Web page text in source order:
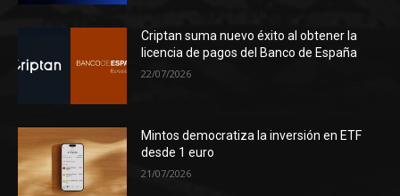
Criptan suma nuevo éxito al obtener la
licencia de pagos del Banco de España
22/07/2026
Mintos democratiza la inversión en ETF
desde 1 euro
21/07/2026